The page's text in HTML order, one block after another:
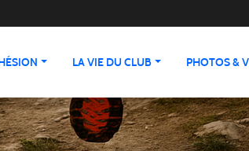
LA VIE DU CLUB PHOTOS &